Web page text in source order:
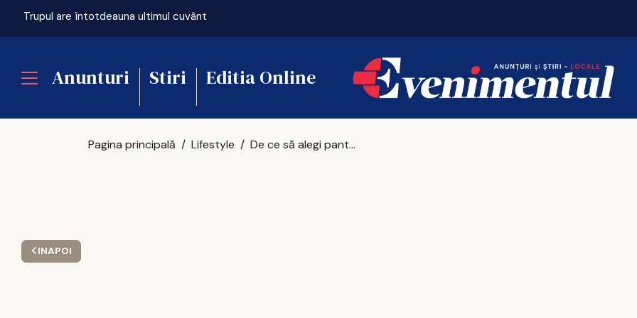
Trupul are întotdeauna ultimul cuvânt
Anunturi Stiri Editia Online
INAPOI
Pagina principală Lifestyle De ce să alegi pantalonii twill